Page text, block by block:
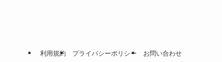
利用規約 プライバシーポリシー お問い合わせ